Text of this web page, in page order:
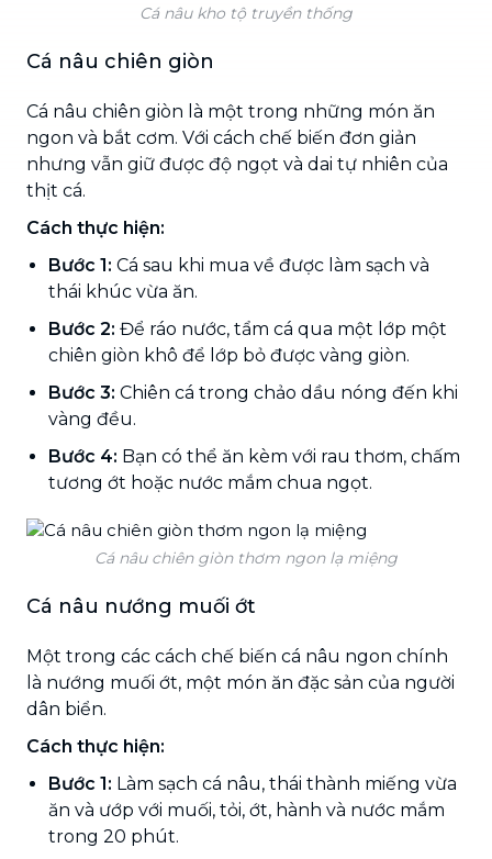
Cá nâu kho tộ truyền thống
Cá nâu chiên giòn
Cá nâu chiên giòn là một trong những món ăn
ngon và bắt cơm. Với cách chế biến đơn giản
nhưng vẫn giữ được độ ngọt và dai tự nhiên của
thịt cá.
Cách thực hiện:
Bước 1: Cá sau khi mua về được làm sạch và
thái khúc vừa ăn.
Bước 2: Để ráo nước, tẩm cá qua một lớp một
chiên giòn khô để lớp bỏ được vàng giòn.
Bước 3: Chiên cá trong chảo dầu nóng đến khi
vàng đều.
Bước 4: Bạn có thể ăn kèm với rau thơm, chấm
tương ớt hoặc nước mắm chua ngọt.
Cá nâu chiên giòn thơm ngon lạ miệng
Cá nâu nướng muối ớt
Một trong các cách chế biến cá nâu ngon chính
là nướng muối ớt, một món ăn đặc sản của người
dân biển.
Cách thực hiện:
Bước 1: Làm sạch cá nâu, thái thành miếng vừa
ăn và ướp với muối, tỏi, ớt, hành và nước mắm
trong 20 phút.